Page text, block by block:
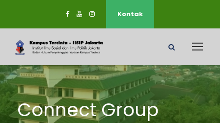
Kontak
Connect Group